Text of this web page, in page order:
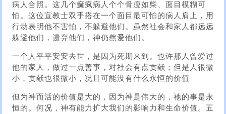
病人合照。这几个痲疯病人个个骨瘦如柴、面目模糊可
怕。这位宣教士双手搭在一个面目最可怕的病人肩上，用
行动表明他不害怕，不躲避他们。虽然社会和家人都远远
躲避他们，遗弃他们，神仍然爱他们。
一个人平平安安去世，是因为死期来到。也许那人曾爱过
他的家人，做过一点善事，对社会有点贡献；但是人很微
小，贡献也很微小，况且可能没有什么永恒的价值
但为神而活的价值是大的，因为神是伟大的，祂的事是永
恒的。何况，神有能力扩大我们的影响力和生命价值。五